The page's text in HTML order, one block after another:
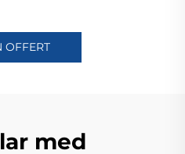
OFFERT
med